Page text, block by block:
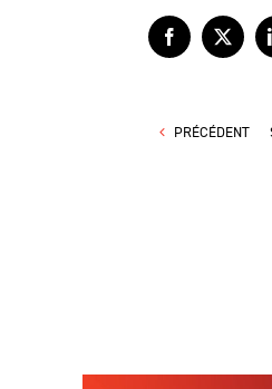
Facebook
X
PRÉCÉDENT